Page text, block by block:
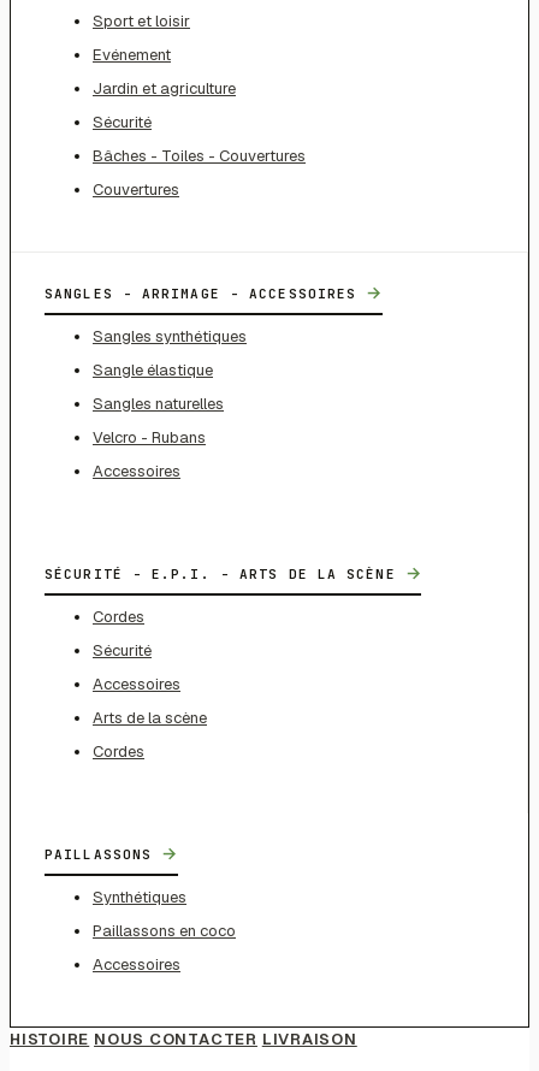
Sport et loisir
Evénement
Jardin et agriculture
Sécurité
Bâches - Toiles - Couvertures
Couvertures
SANGLES - ARRIMAGE - ACCESSOIRES →
Sangles synthétiques
Sangle élastique
Sangles naturelles
Velcro - Rubans
Accessoires
SÉCURITÉ - E.P.I. - ARTS DE LA SCÈNE →
Cordes
Sécurité
Accessoires
Arts de la scène
Cordes
PAILLASSONS →
Synthétiques
Paillassons en coco
Accessoires
HISTOIRE NOUS CONTACTER LIVRAISON